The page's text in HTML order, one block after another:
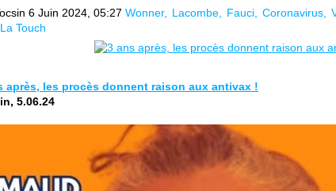
6 Juin 2024, 05:27 Wonner Lacombe Fauci Coronavirus
Touch
après, les procès donnent raison aux antivax !
5.06.24